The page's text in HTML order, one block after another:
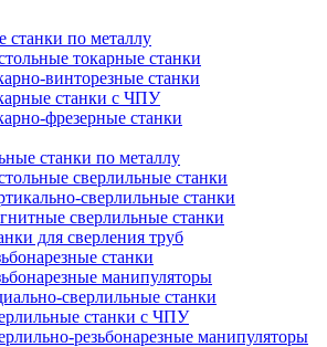
станки по металлу
токарные станки
винторезные станки
станки с ЧПУ
фрезерные станки
станки по металлу
сверлильные станки
сверлильные станки
сверлильные станки
для сверления труб
станки
манипуляторы
сверлильные станки
станки с ЧПУ
резьбонарезные манипуляторы